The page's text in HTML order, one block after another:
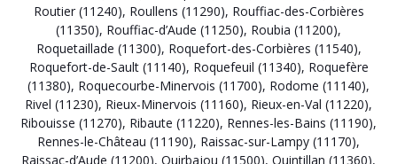
Routier (11240), Roullens (11290), Rouffiac-des-Corbières
(11350), Rouffiac-d’Aude (11250), Roubia (11200),
Roquetaillade (11300), Roquefort-des-Corbières (11540),
Roquefort-de-Sault (11140), Roquefeuil (11340), Roquefère
(11380), Roquecourbe-Minervois (11700), Rodome (11140),
Rivel (11230), Rieux-Minervois (11160), Rieux-en-Val (11220),
Ribouisse (11270), Ribaute (11220), Rennes-les-Bains (11190),
Rennes-le-Château (11190), Raissac-sur-Lampy (11170),
Raissac-d’Aude (11200), Quirbajou (11500), Quintillan (11360),